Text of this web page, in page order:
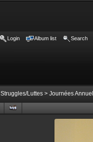
Login Album list Search
Struggles/Luttes> Journées